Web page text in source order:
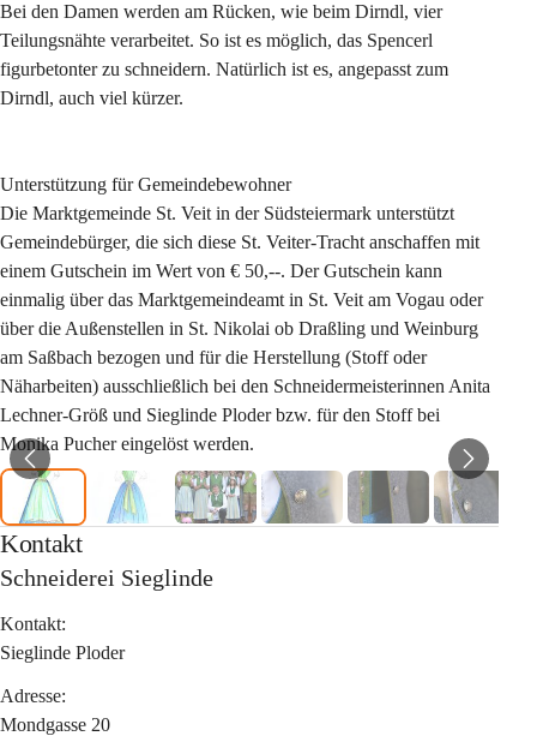
Bei den Damen werden am Rücken, wie beim Dirndl, vier
Teilungsnähte verarbeitet. So ist es möglich, das Spencerl
figurbetonter zu schneidern. Natürlich ist es, angepasst zum
Dirndl, auch viel kürzer.
Unterstützung für Gemeindebewohner
Die Marktgemeinde St. Veit in der Südsteiermark unterstützt
Gemeindebürger, die sich diese St. Veiter-Tracht anschaffen mit
einem Gutschein im Wert von € 50,--. Der Gutschein kann
einmalig über das Marktgemeindeamt in St. Veit am Vogau oder
über die Außenstellen in St. Nikolai ob Draßling und Weinburg
am Saßbach bezogen und für die Herstellung (Stoff oder
Näharbeiten) ausschließlich bei den Schneidermeisterinnen Anita
Lechner-Größ und Sieglinde Ploder bzw. für den Stoff bei
Monika Pucher eingelöst werden.
Kontakt
Schneiderei Sieglinde
Kontakt:
Sieglinde Ploder
Adresse:
Mondgasse 20